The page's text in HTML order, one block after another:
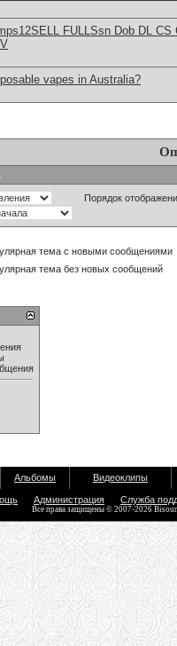
FULLSsn Dob DL
vapes in Australia?
Порядок
тема с новыми сообщениями
тема без новых сообщений
Альбомы Видеоклипы
Администрация Служба
Все права защищены © 2007-2026